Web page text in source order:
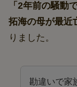
「2年前の騒動
拓海の母が最近
りました。
勘違いで家